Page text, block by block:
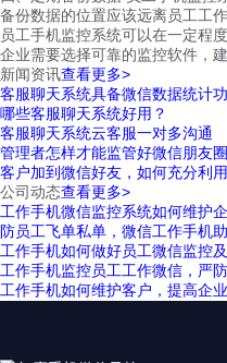
备份数据的位置应该远离员工工
员工手机监控系统可以在一定程
企业需要选择可靠的监控软件，
新闻资讯查看更多>
客服聊天系统具备微信数据统计
哪些客服聊天系统好用？
客服聊天系统云客服一对多沟通
管理者怎样才能监管好微信朋友圈
客户加到微信好友，如何充分利
公司动态查看更多>
工作手机微信监控系统如何维护
防员工飞单私单，微信工作手机
工作手机如何做好员工微信监控
工作手机监控员工工作微信，严
工作手机如何维护客户，提高企